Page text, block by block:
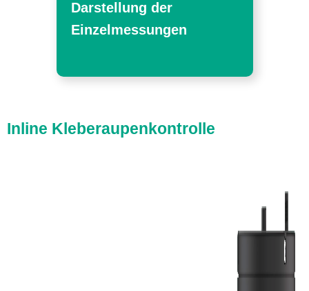
Darstellung der
Einzelmessungen
Inline Kleberaupenkontrolle